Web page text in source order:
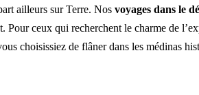
ailleurs sur Terre. Nos voyages dans le
Pour ceux qui recherchent le charme de
choisissiez de flâner dans les médinas